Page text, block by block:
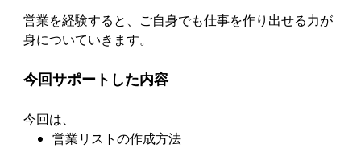
営業を経験すると、ご自身でも仕事を作り出せる力が
身についていきます。
今回サポートした内容
今回は、
営業リストの作成方法